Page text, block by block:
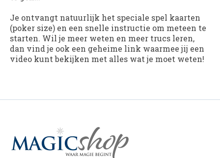
Je ontvangt natuurlijk het speciale spel kaarten
(poker size) en een snelle instructie om meteen te
starten. Wil je meer weten en meer trucs leren,
dan vind je ook een geheime link waarmee jij een
video kunt bekijken met alles wat je moet weten!